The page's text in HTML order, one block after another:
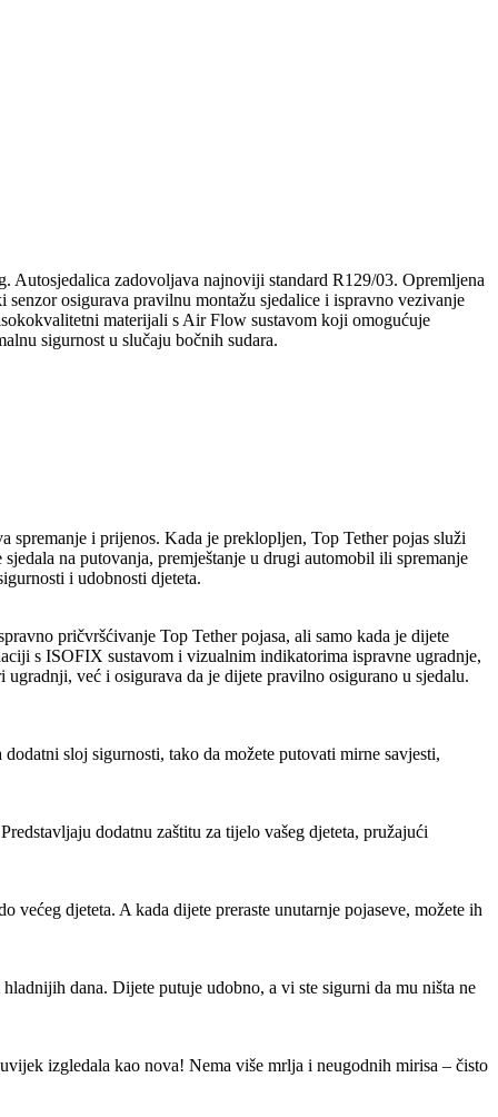
Autosjedalica zadovoljava najnoviji standard R129/03. Opremljena
osigurava pravilnu montažu sjedalice i ispravno vezivanje
materijali s Air Flow sustavom koji omogućuje
sigurnost u slučaju bočnih sudara.
i prijenos. Kada je preklopljen, Top Tether pojas služi
na putovanja, premještanje u drugi automobil ili spremanje
i udobnosti djeteta.
pričvršćivanje Top Tether pojasa, ali samo kada je dijete
s ISOFIX sustavom i vizualnim indikatorima ispravne ugradnje,
već i osigurava da je dijete pravilno osigurano u sjedalu.
sloj sigurnosti, tako da možete putovati mirne savjesti,
dodatnu zaštitu za tijelo vašeg djeteta, pružajući
većeg djeteta. A kada dijete preraste unutarnje pojaseve, možete ih
dana. Dijete putuje udobno, a vi ste sigurni da mu ništa ne
izgledala kao nova! Nema više mrlja i neugodnih mirisa – čisto